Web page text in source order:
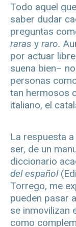
Todo aquel
saber dudar
preguntas
raras y raro.
por actuar
suena bien–
personas
tan hermosos
italiano, el
La respuesta
ser, de un
diccionario
del español
Torrego, me
pueden pasar
se inmovilizan
como